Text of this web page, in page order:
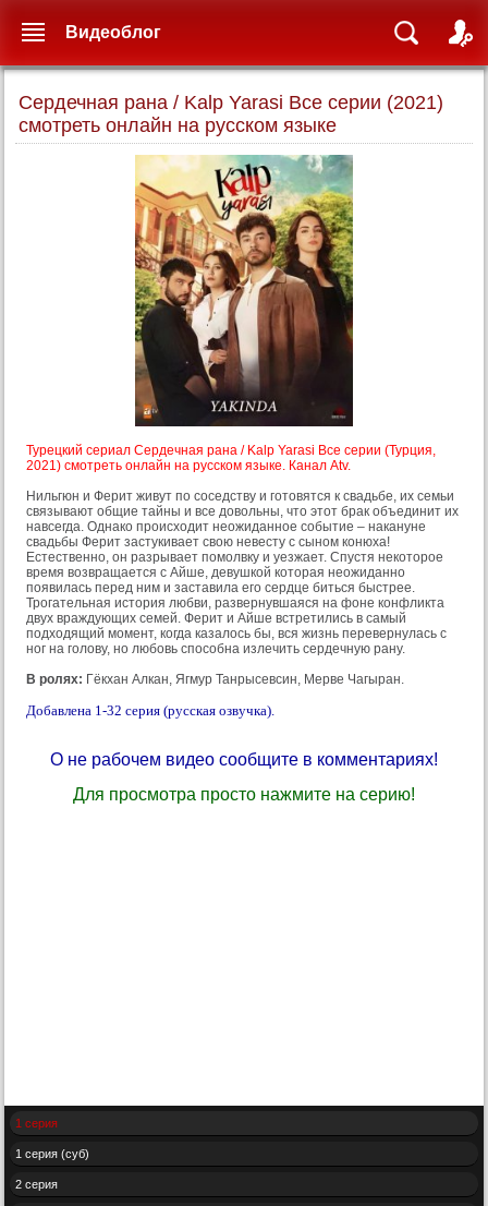
Сердечная рана / Kalp Yarasi Все серии (2021)
смотреть онлайн на русском языке
Турецкий сериал Сердечная рана / Kalp Yarasi Все серии (Турция,
2021) смотреть онлайн на русском языке. Канал Atv.
Нильгюн и Ферит живут по соседству и готовятся к свадьбе, их семьи
связывают общие тайны и все довольны, что этот брак объединит их
навсегда. Однако происходит неожиданное событие – накануне
свадьбы Ферит застукивает свою невесту с сыном конюха!
Естественно, он разрывает помолвку и уезжает. Спустя некоторое
время возвращается с Айше, девушкой которая неожиданно
появилась перед ним и заставила его сердце биться быстрее.
Трогательная история любви, развернувшаяся на фоне конфликта
двух враждующих семей. Ферит и Айше встретились в самый
подходящий момент, когда казалось бы, вся жизнь перевернулась с
ног на голову, но любовь способна излечить сердечную рану.
В ролях: Гёкхан Алкан, Ягмур Танрысевсин, Мерве Чагыран.
Добавлена 1-32 серия (русская озвучка).
О не рабочем видео сообщите в комментариях!
Для просмотра просто нажмите на серию!
1 серия
1 серия (суб)
2 серия
Видеоблог